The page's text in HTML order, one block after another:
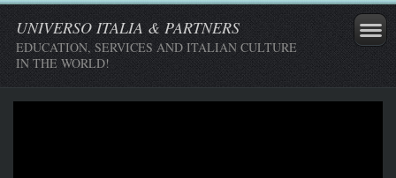
UNIVERSO ITALIA & PARTNERS
EDUCATION, SERVICES AND ITALIAN CULTURE
IN THE WORLD!